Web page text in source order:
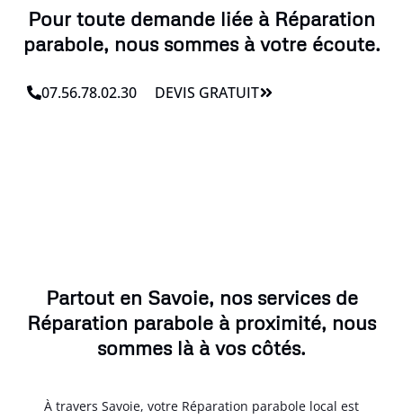
Pour toute demande liée à Réparation
parabole, nous sommes à votre écoute.
07.56.78.02.30 DEVIS GRATUIT
Partout en Savoie, nos services de
Réparation parabole à proximité, nous
sommes là à vos côtés.
À travers Savoie, votre Réparation parabole local est